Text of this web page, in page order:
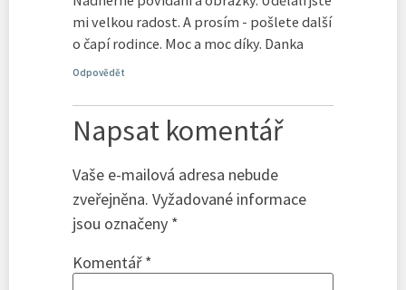
mi velkou radost. A prosím - pošlete další
o čapí rodince. Moc a moc díky. Danka
Odpovědět
Napsat komentář
Vaše e-mailová adresa nebude
zveřejněna. Vyžadované informace
jsou označeny *
Komentář*